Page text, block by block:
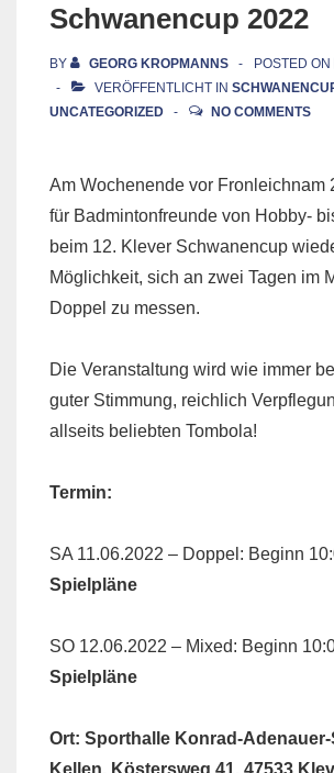
Schwanencup 2022
BY GEORG KROPMANNS POSTED ON
VERÖFFENTLICHT IN
UNCATEGORIZED
NO COMMENTS
Am Wochenende vor Fronleichnam
für Badmintonfreunde von Hobby-
beim 12. Klever Schwanencup
Möglichkeit, sich an zwei Tagen im
Doppel zu messen.
Die Veranstaltung wird wie immer
guter Stimmung, reichlich
allseits beliebten Tombola!
Termin:
SA 11.06.2022 – Doppel: Beginn
Spielpläne
SO 12.06.2022 – Mixed: Beginn
Spielpläne
Ort: Sporthalle Konrad-
Kellen, Köstersweg 41, 47533